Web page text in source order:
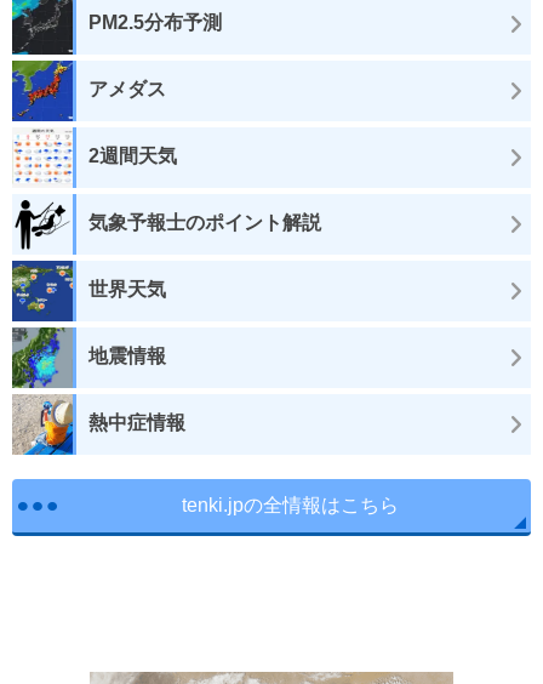
PM2.5分布予測
アメダス
2週間天気
気象予報士のポイント解説
世界天気
地震情報
熱中症情報
tenki.jpの全情報はこちら